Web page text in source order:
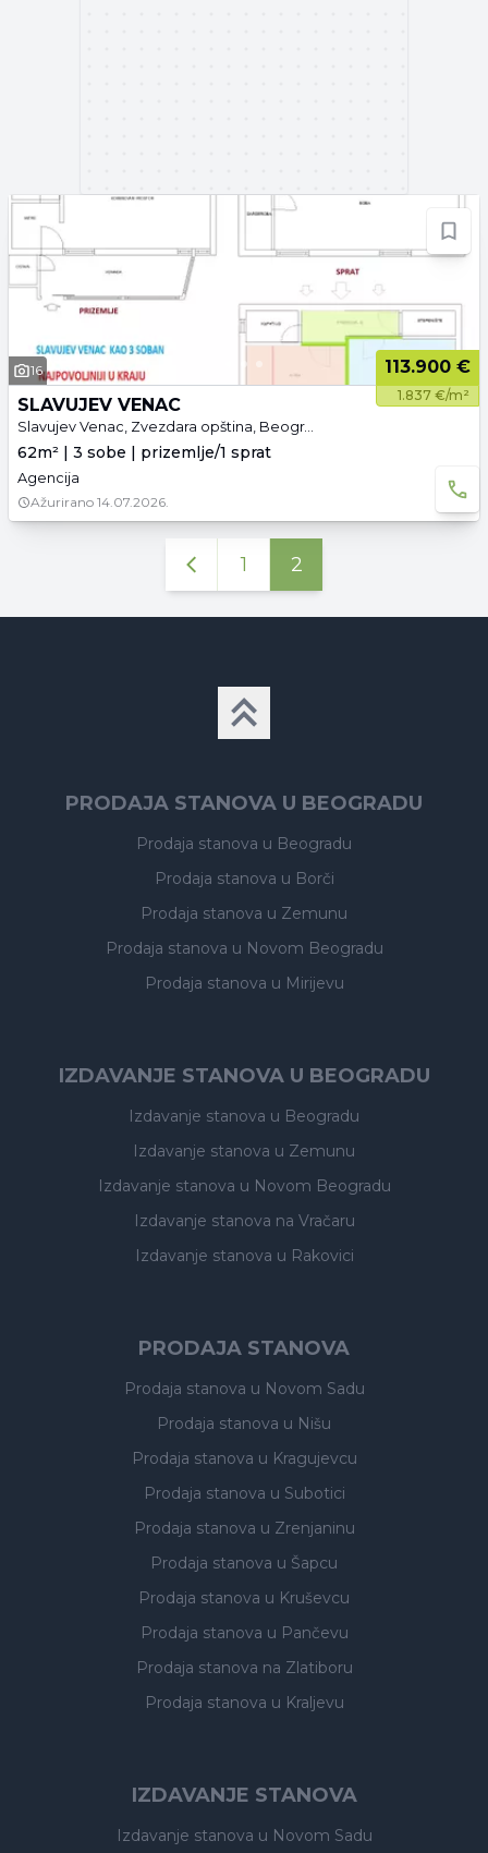
16 113.900 €
1.837 €/m²
SLAVUJEV VENAC
Slavujev Venac, Zvezdara opština, Beograd
62m² | 3 sobe | prizemlje/1 sprat
Agencija
Ažurirano 14.07.2026.
1 2
PRODAJA STANOVA U BEOGRADU
Prodaja stanova u Beogradu
Prodaja stanova u Borči
Prodaja stanova u Zemunu
Prodaja stanova u Novom Beogradu
Prodaja stanova u Mirijevu
IZDAVANJE STANOVA U BEOGRADU
Izdavanje stanova u Beogradu
Izdavanje stanova u Zemunu
Izdavanje stanova u Novom Beogradu
Izdavanje stanova na Vračaru
Izdavanje stanova u Rakovici
PRODAJA STANOVA
Prodaja stanova u Novom Sadu
Prodaja stanova u Nišu
Prodaja stanova u Kragujevcu
Prodaja stanova u Subotici
Prodaja stanova u Zrenjaninu
Prodaja stanova u Šapcu
Prodaja stanova u Kruševcu
Prodaja stanova u Pančevu
Prodaja stanova na Zlatiboru
Prodaja stanova u Kraljevu
IZDAVANJE STANOVA
Izdavanje stanova u Novom Sadu